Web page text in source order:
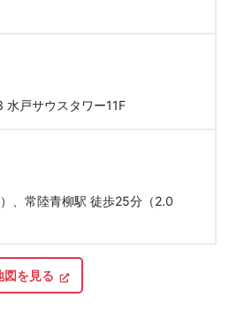
戸サウスタワー11F
、常陸青柳駅 徒歩25分（2.0
図を見る